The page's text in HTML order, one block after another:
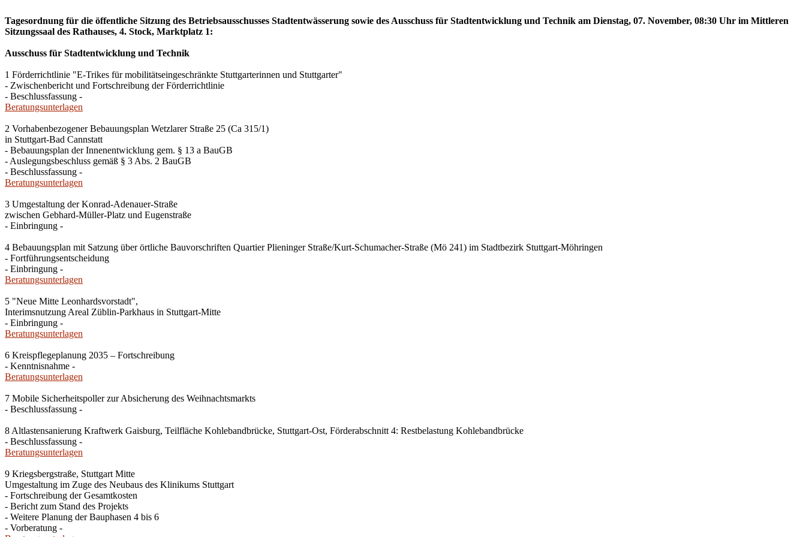
Tagesordnung für die öffentliche Sitzung des Betriebsausschusses Stadtentwässerung sowie des Ausschuss für Stadtentwicklung und Technik am Dienstag, 07. November, 08:30 Uhr im Mittleren
Sitzungssaal des Rathauses, 4. Stock, Marktplatz 1:
Ausschuss für Stadtentwicklung und Technik
1 Förderrichtlinie "E-Trikes für mobilitätseingeschränkte Stuttgarterinnen und Stuttgarter"
- Zwischenbericht und Fortschreibung der Förderrichtlinie
- Beschlussfassung -
Beratungsunterlagen
2 Vorhabenbezogener Bebauungsplan Wetzlarer Straße 25 (Ca 315/1)
in Stuttgart-Bad Cannstatt
- Bebauungsplan der Innenentwicklung gem. § 13 a BauGB
- Auslegungsbeschluss gemäß § 3 Abs. 2 BauGB
- Beschlussfassung -
Beratungsunterlagen
3 Umgestaltung der Konrad-Adenauer-Straße
zwischen Gebhard-Müller-Platz und Eugenstraße
- Einbringung -
4 Bebauungsplan mit Satzung über örtliche Bauvorschriften Quartier Plieninger Straße/Kurt-Schumacher-Straße (Mö 241) im Stadtbezirk Stuttgart-Möhringen
- Fortführungsentscheidung
- Einbringung -
Beratungsunterlagen
5 "Neue Mitte Leonhardsvorstadt",
Interimsnutzung Areal Züblin-Parkhaus in Stuttgart-Mitte
- Einbringung -
Beratungsunterlagen
6 Kreispflegeplanung 2035 – Fortschreibung
- Kenntnisnahme -
Beratungsunterlagen
7 Mobile Sicherheitspoller zur Absicherung des Weihnachtsmarkts
- Beschlussfassung -
8 Altlastensanierung Kraftwerk Gaisburg, Teilfläche Kohlebandbrücke, Stuttgart-Ost, Förderabschnitt 4: Restbelastung Kohlebandbrücke
- Beschlussfassung -
Beratungsunterlagen
9 Kriegsbergstraße, Stuttgart Mitte
Umgestaltung im Zuge des Neubaus des Klinikums Stuttgart
- Fortschreibung der Gesamtkosten
- Bericht zum Stand des Projekts
- Weitere Planung der Bauphasen 4 bis 6
- Vorberatung -